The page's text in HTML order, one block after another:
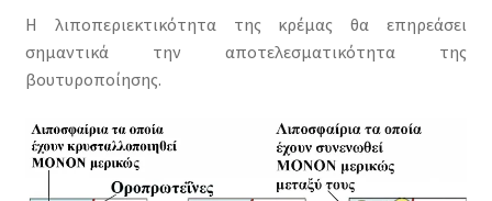
Η λιποπεριεκτικότητα της κρέμας θα επηρεάσει
σημαντικά την αποτελεσματικότητα της
βουτυροποίησης.